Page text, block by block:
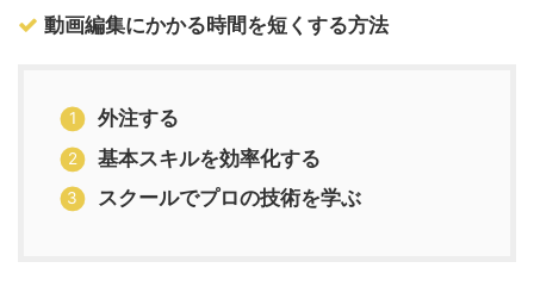
動画編集にかかる時間を短くする方法
外注する
基本スキルを効率化する
スクールでプロの技術を学ぶ